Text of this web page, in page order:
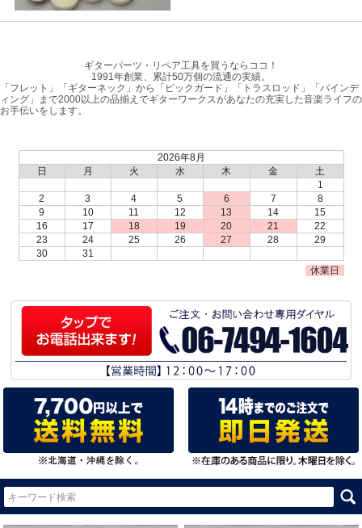
ギターパーツ・リペア工具を買うならココ！
1991年創業、累計50万個の流通の実績。
「フレット」「ギターネック」から「ピックガード」「トラスロッド」「バインデ
ィング」まで2000以上の品揃えでギターワークスがあなたの充実した音楽ライフの
お手伝いをします。
2026年8月
日
月 火 水 木 金
土
1
2
3 4 5 6 7
8
9
10 11 12 13 14
15
16
17 18 19 20 21
22
23
24 25 26 27 28
29
30
31
休業日